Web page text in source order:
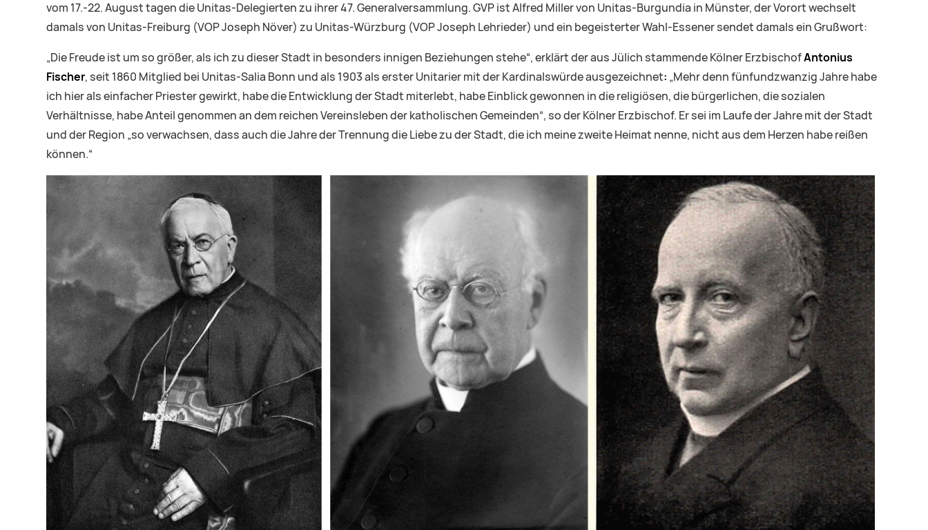
vom 17.-22. August tagen die Unitas-Delegierten zu ihrer 47. Generalversammlung. GVP ist Alfred Miller von Unitas-Burgundia in Münster, der Vorort wechselt
damals von Unitas-Freiburg (VOP Joseph Növer) zu Unitas-Würzburg (VOP Joseph Lehrieder) und ein begeisterter Wahl-Essener sendet damals ein Grußwort:
„Die Freude ist um so größer, als ich zu dieser Stadt in besonders innigen Beziehungen stehe“, erklärt der aus Jülich stammende Kölner ErzbischofAntonius
Fischer, seit 1860 Mitglied bei Unitas-Salia Bonn und als 1903 als erster Unitarier mit der Kardinalswürde ausgezeichnet: „Mehr denn fünfundzwanzig Jahre habe
ich hier als einfacher Priester gewirkt, habe die Entwicklung der Stadt miterlebt, habe Einblick gewonnen in die religiösen, die bürgerlichen, die sozialen
Verhältnisse, habe Anteil genommen an dem reichen Vereinsleben der katholischen Gemeinden“, so der Kölner Erzbischof. Er sei im Laufe der Jahre mit der Stadt
und der Region „so verwachsen, dass auch die Jahre der Trennung die Liebe zu der Stadt, die ich meine zweite Heimat nenne, nicht aus dem Herzen habe reißen
können.“